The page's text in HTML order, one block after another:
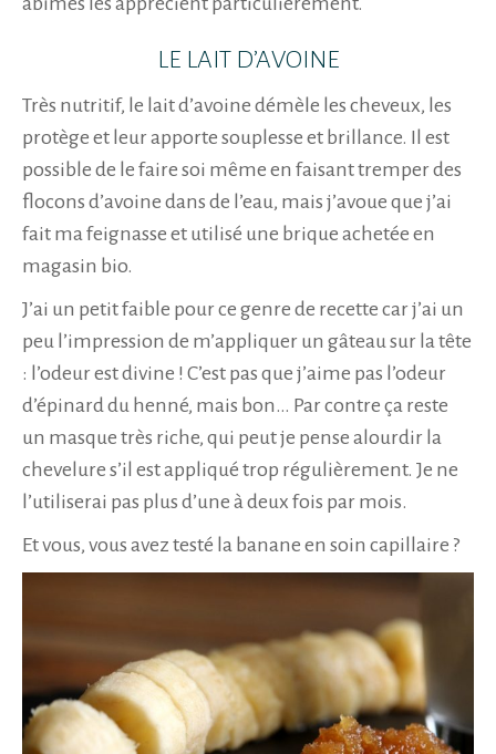
LE LAIT D’AVOINE
Très nutritif, le lait d’avoine démèle les cheveux, les
protège et leur apporte souplesse et brillance. Il est
possible de le faire soi même en faisant tremper des
flocons d’avoine dans de l’eau, mais j’avoue que j’ai
fait ma feignasse et utilisé une brique achetée en
magasin bio.
J’ai un petit faible pour ce genre de recette car j’ai un
peu l’impression de m’appliquer un gâteau sur la tête
: l’odeur est divine ! C’est pas que j’aime pas l’odeur
d’épinard du henné, mais bon… Par contre ça reste
un masque très riche, qui peut je pense alourdir la
chevelure s’il est appliqué trop régulièrement. Je ne
l’utiliserai pas plus d’une à deux fois par mois.
Et vous, vous avez testé la banane en soin capillaire ?